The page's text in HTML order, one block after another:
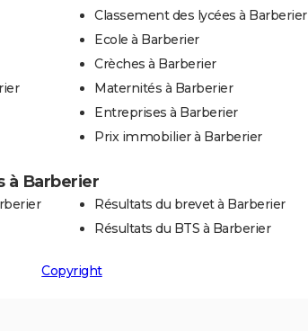
Classement des lycées à Barberier
Ecole à Barberier
Crèches à Barberier
Maternités à Barberier
Entreprises à Barberier
Prix immobilier à Barberier
à Barberier
Résultats du brevet à Barberier
Résultats du BTS à Barberier
Copyright